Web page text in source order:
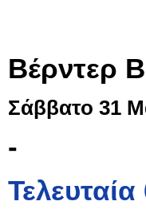
Βέρντερ
Σάββατο 31
-
Τελευταία